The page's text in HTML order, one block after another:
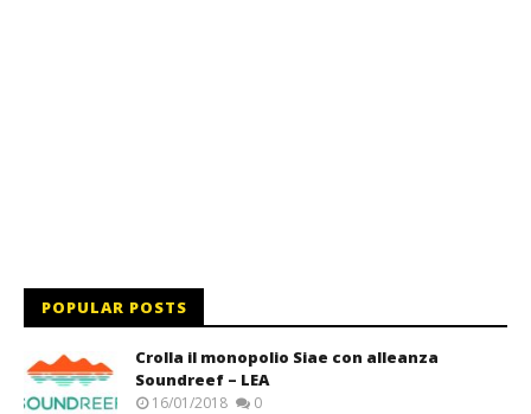
POPULAR POSTS
Crolla il monopolio Siae con alleanza
Soundreef – LEA
16/01/2018 0